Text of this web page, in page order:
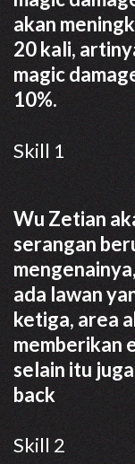
akan
20 kali,
magic
10%.
Skill 1
Wu Zetian
serangan
ada lawan
ketiga, area
memberikan
selain itu
back
Skill 2